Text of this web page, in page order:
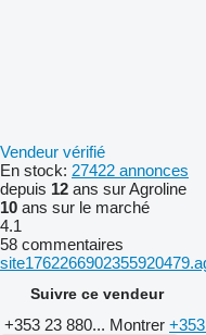
Vendeur vérifié
En stock: 27422 annonces
depuis 12 ans sur Agroline
10 ans sur le marché
4.1
58 commentaires
Suivre ce vendeur
+353 23 880... Montrer